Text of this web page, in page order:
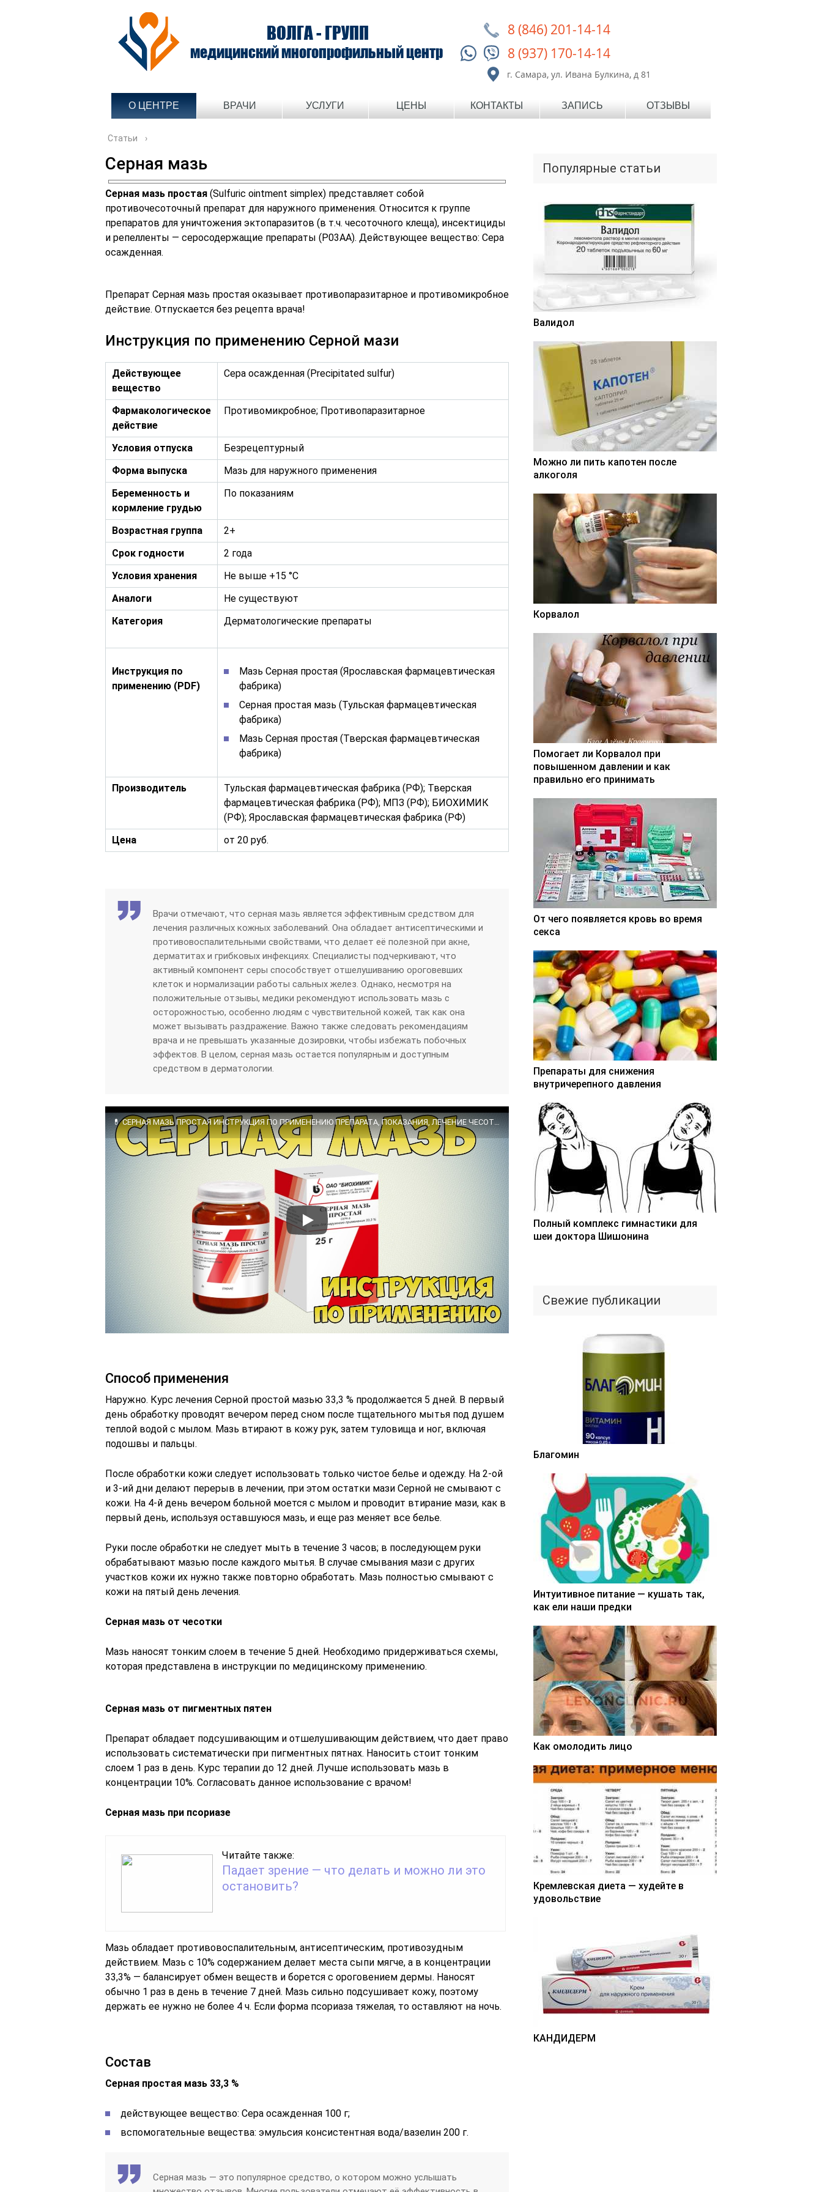
ВОЛГА - ГРУПП
медицинский многопрофильный центр
8 (846) 201-14-14
8 (937) 170-14-14
г. Самара, ул. Ивана Булкина, д 81
О ЦЕНТРЕ ВРАЧИ УСЛУГИ ЦЕНЫ КОНТАКТЫ ЗАПИСЬ ОТЗЫВЫ
Статьи ›
Серная мазь
Серная мазь простая (Sulfuric ointment simplex) представляет собой
противочесоточный препарат для наружного применения. Относится к группе
препаратов для уничтожения эктопаразитов (в т.ч. чесоточного клеща), инсектициды
и репелленты — серосодержащие препараты (P03AA). Действующее вещество: Сера
осажденная.
Препарат Серная мазь простая оказывает противопаразитарное и противомикробное
действие. Отпускается без рецепта врача!
Инструкция по применению Серной мази
Действующее
вещество
Сера осажденная (Precipitated sulfur)
Фармакологическое
действие
Противомикробное; Противопаразитарное
Условия отпуска
Безрецептурный
Форма выпуска
Мазь для наружного применения
Беременность и
кормление грудью
По показаниям
Возрастная группа
2+
Срок годности
2 года
Условия хранения
Не выше +15 °С
Аналоги
Не существуют
Категория
Дерматологические препараты
Инструкция по
применению (PDF)
Мазь Серная простая (Ярославская фармацевтическая
фабрика)
Серная простая мазь (Тульская фармацевтическая
фабрика)
Мазь Серная простая (Тверская фармацевтическая
фабрика)
Производитель
Тульская фармацевтическая фабрика (РФ); Тверская
фармацевтическая фабрика (РФ); МПЗ (РФ); БИОХИМИК
(РФ); Ярославская фармацевтическая фабрика (РФ)
Цена
от 20 руб.
Врачи отмечают, что серная мазь является эффективным средством для
лечения различных кожных заболеваний. Она обладает антисептическими и
противовоспалительными свойствами, что делает её полезной при акне,
дерматитах и грибковых инфекциях. Специалисты подчеркивают, что
активный компонент серы способствует отшелушиванию ороговевших
клеток и нормализации работы сальных желез. Однако, несмотря на
положительные отзывы, медики рекомендуют использовать мазь с
осторожностью, особенно людям с чувствительной кожей, так как она
может вызывать раздражение. Важно также следовать рекомендациям
врача и не превышать указанные дозировки, чтобы избежать побочных
эффектов. В целом, серная мазь остается популярным и доступным
средством в дерматологии.
💊 СЕРНАЯ МАЗЬ ПРОСТАЯ ИНСТРУКЦИЯ ПО ПРИМЕНЕНИЮ ПРЕПАРАТА, ПОКАЗАНИЯ, ЛЕЧЕНИЕ ЧЕСОТКИ, ПРЫЩЕЙ, ЛИШАЯ
Способ применения
Наружно. Курс лечения Серной простой мазью 33,3 % продолжается 5 дней. В первый
день обработку проводят вечером перед сном после тщательного мытья под душем
теплой водой с мылом. Мазь втирают в кожу рук, затем туловища и ног, включая
подошвы и пальцы.
После обработки кожи следует использовать только чистое белье и одежду. На 2-ой
и 3-ий дни делают перерыв в лечении, при этом остатки мази Серной не смывают с
кожи. На 4-й день вечером больной моется с мылом и проводит втирание мази, как в
первый день, используя оставшуюся мазь, и еще раз меняет все белье.
Руки после обработки не следует мыть в течение 3 часов; в последующем руки
обрабатывают мазью после каждого мытья. В случае смывания мази с других
участков кожи их нужно также повторно обработать. Мазь полностью смывают с
кожи на пятый день лечения.
Серная мазь от чесотки
Мазь наносят тонким слоем в течение 5 дней. Необходимо придерживаться схемы,
которая представлена в инструкции по медицинскому применению.
Серная мазь от пигментных пятен
Препарат обладает подсушивающим и отшелушивающим действием, что дает право
использовать систематически при пигментных пятнах. Наносить стоит тонким
слоем 1 раз в день. Курс терапии до 12 дней. Лучше использовать мазь в
концентрации 10%. Согласовать данное использование с врачом!
Серная мазь при псориазе
Читайте также:
Падает зрение — что делать и можно ли это
остановить?
Мазь обладает противовоспалительным, антисептическим, противозудным
действием. Мазь с 10% содержанием делает места сыпи мягче, а в концентрации
33,3% — балансирует обмен веществ и борется с ороговением дермы. Наносят
обычно 1 раз в день в течение 7 дней. Мазь сильно подсушивает кожу, поэтому
держать ее нужно не более 4 ч. Если форма псориаза тяжелая, то оставляют на ночь.
Состав
Серная простая мазь 33,3 %
действующее вещество: Сера осажденная 100 г;
вспомогательные вещества: эмульсия консистентная вода/вазелин 200 г.
Серная мазь — это популярное средство, о котором можно услышать
Популярные статьи
Валидол
Можно ли пить капотен после
алкоголя
Корвалол
Помогает ли Корвалол при
повышенном давлении и как
правильно его принимать
От чего появляется кровь во время
секса
Препараты для снижения
внутричерепного давления
Полный комплекс гимнастики для
шеи доктора Шишонина
Свежие публикации
Благомин
Интуитивное питание — кушать так,
как ели наши предки
Как омолодить лицо
Кремлевская диета — худейте в
удовольствие
КАНДИДЕРМ